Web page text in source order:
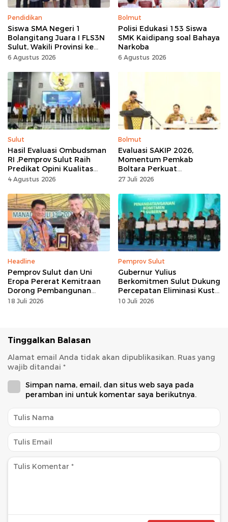
Pendidikan
Siswa SMA Negeri 1
Bolangitang Juara I FLS3N
Sulut, Wakili Provinsi ke
Tingkat Nasional
6 Agustus 2026
Bolmut
Polisi Edukasi 153 Siswa
SMK Kaidipang soal Bahaya
Narkoba
6 Agustus 2026
Sulut
Hasil Evaluasi Ombudsman
RI ,Pemprov Sulut Raih
Predikat Opini Kualitas
Tinggi Tanpa
4 Agustus 2026
Bolmut
Evaluasi SAKIP 2026,
Momentum Pemkab
Boltara Perkuat
Akuntabilitas dan Kinerja
27 Juli 2026
Headline
Pemprov Sulut dan Uni
Eropa Pererat Kemitraan
Dorong Pembangunan
Berkelanjutan
18 Juli 2026
Pemprov Sulut
Gubernur Yulius
Berkomitmen Sulut Dukung
Percepatan Eliminasi Kusta
dan Hapus Stigma
10 Juli 2026
Tinggalkan Balasan
Alamat email Anda tidak akan dipublikasikan. Ruas yang
wajib ditandai *
Simpan nama, email, dan situs web saya pada
peramban ini untuk komentar saya berikutnya.